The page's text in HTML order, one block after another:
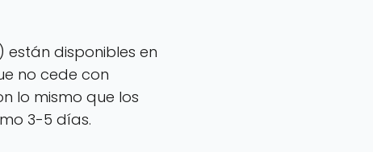
disponibles en
no cede con
lo mismo que los
3-5 días.